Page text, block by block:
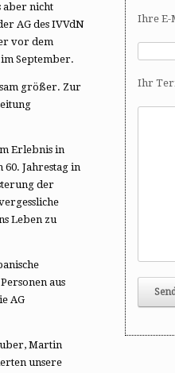
aber nicht
AG des IVVdN
vor dem
September.
größer. Zur
Erlebnis in
Jahrestag in
der
Leben zu
aus
AG
Martin
unsere
Ihre E-
Ihr